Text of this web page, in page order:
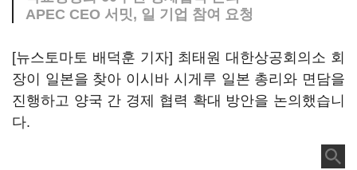
APEC CEO 서밋, 일 기업 참여 요청
[뉴스토마토 배덕훈 기자] 최태원 대한상공회의소 회
장이 일본을 찾아 이시바 시게루 일본 총리와 면담을
진행하고 양국 간 경제 협력 확대 방안을 논의했습니
다.